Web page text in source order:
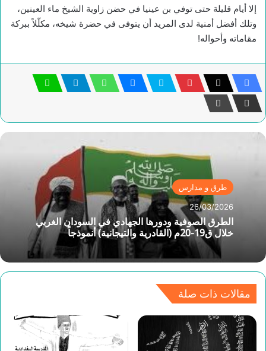
إلا أيام قليلة حتى توفي بن عينيا في حضن زاوية الشيخ ماء العينين،
وتلك أفضل أمنية لدى المريد أن يتوفى في حضرة شيخه، مكلّلاً ببركة
مقاماته وأحواله!
طرق و مدارس
26/03/2026
الطرق الصوفية ودورها الجهادي في السودان الغربي
خلال ق19-20م (القادرية والتيجانية) أنموذجاً
مقالات ذات صلة